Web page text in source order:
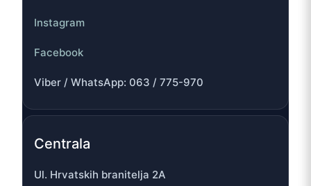
Instagram
Facebook
Viber / WhatsApp: 063 / 775-970
Centrala
Ul. Hrvatskih branitelja 2A